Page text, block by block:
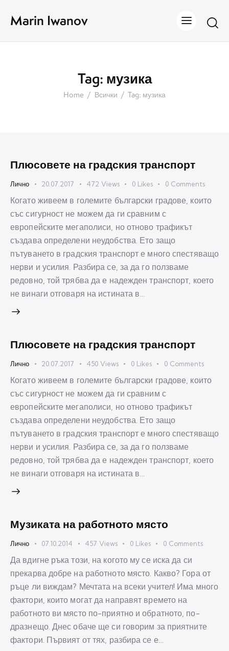
Marin Iwanov
Tag: музика
Home Всички Tag: музика
Плюсовете на градския транспорт
Лично 20.07.2017 472 Views 0 Likes 0 Comments
Когато живеем в големите български градове, които
със сигурност не можем да ги сравним с
европейските мегаполиси, но отново трафикът
създава определени неудобства. Ето защо
пътуването в градския транспорт е много спестяващо
нерви и усилия. Разбира се, за да го ползваме
редовно, той трябва да е надежден транспорт, което
не винаги отговаря на истината в…
Плюсовете на градския транспорт
Лично 20.07.2017 450 Views 0 Likes 0 Comments
Когато живеем в големите български градове, които
със сигурност не можем да ги сравним с
европейските мегаполиси, но отново трафикът
създава определени неудобства. Ето защо
пътуването в градския транспорт е много спестяващо
нерви и усилия. Разбира се, за да го ползваме
редовно, той трябва да е надежден транспорт, което
не винаги отговаря на истината в…
Музиката на работното място
Лично 07.10.2014 457 Views 0 Likes 0 Comments
Да вдигне ръка този, на когото му се иска да си
прекарва добре на работното място. Какво? Гора от
ръце ли виждам? Мечтата на всеки учител! Има много
фактори, които могат да направят времето на
работното ви място по-приятно и обратното, по-
дразнещо. Днес обаче ще си говорим за приятните
фактори. Първият от тях, разбира се е…